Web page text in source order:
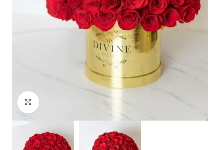
Clic para ampliar